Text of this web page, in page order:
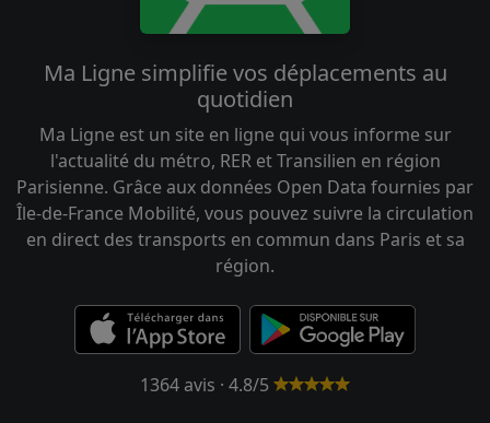
Ma Ligne simplifie vos déplacements au
quotidien
Ma Ligne est un site en ligne qui vous informe sur
l'actualité du métro, RER et Transilien en région
Parisienne. Grâce aux données Open Data fournies par
Île-de-France Mobilité, vous pouvez suivre la circulation
en direct des transports en commun dans Paris et sa
région.
1364 avis · 4.8/5